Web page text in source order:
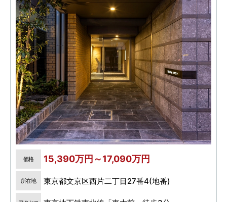
価格 15,390万円～17,090万円
所在地 東京都文京区西片二丁目27番4(地番)